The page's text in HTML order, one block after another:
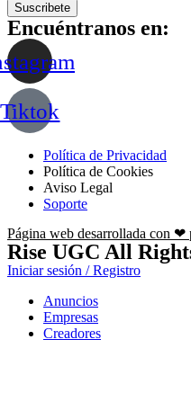
Suscribete
Encuéntranos en:
Tiktok
Política de Privacidad
Política de Cookies
Aviso Legal
Soporte
Página web desarrollada con ❤
Rise UGC All
Iniciar sesión / Registro
Anuncios
Empresas
Creadores